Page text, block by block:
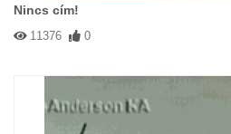
Nincs cím!
11376 0